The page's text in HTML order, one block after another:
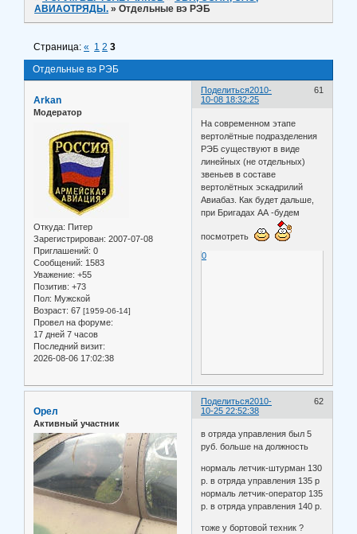
АВИАОТРЯДЫ. »Отдельные вэ РЭБ
Отдельные вэ РЭБ
Страница:« 1 2 3
Поделиться 61
2010-
10-08 18:32:25
Arkan
Модератор
Откуда: Питер
Зарегистрирован: 2007-07-08
Приглашений: 0
Сообщений: 1583
Уважение: +55
Позитив: +73
Пол: Мужской
Возраст: 67 [1959-06-14]
Провел на форуме:
17 дней 7 часов
Последний визит:
2026-08-06 17:02:38
На современном этапе
вертолётные подразделения
РЭБ существуют в виде
линейных (не отдельных)
звеньев в составе
вертолётных эскадрилий
Авиабаз. Как будет дальше,
при Бригадах АА -будем
посмотреть
0
Поделиться 62
2010-
10-25 22:52:38
Орел
Активный участник
в отряда управления был 5
руб. больше на должность
нормаль летчик-штурман 130
р. в отряда управления 135 р
нормаль летчик-оператор 135
р. в отряда управления 140 р.
тоже у бортовой техник ?